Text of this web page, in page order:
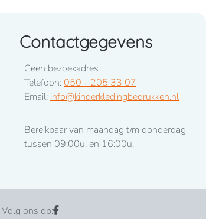
Contactgegevens
Geen bezoekadres
Telefoon: 050 - 205 33 07
Email: info@kinderkledingbedrukken.nl
Bereikbaar van maandag t/m donderdag
tussen 09:00u. en 16:00u.
Volg ons op: